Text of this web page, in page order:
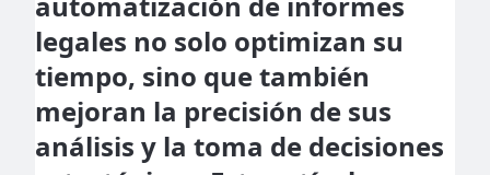
legales no solo optimizan su
tiempo, sino que también
mejoran la precisión de sus
análisis y la toma de decisiones